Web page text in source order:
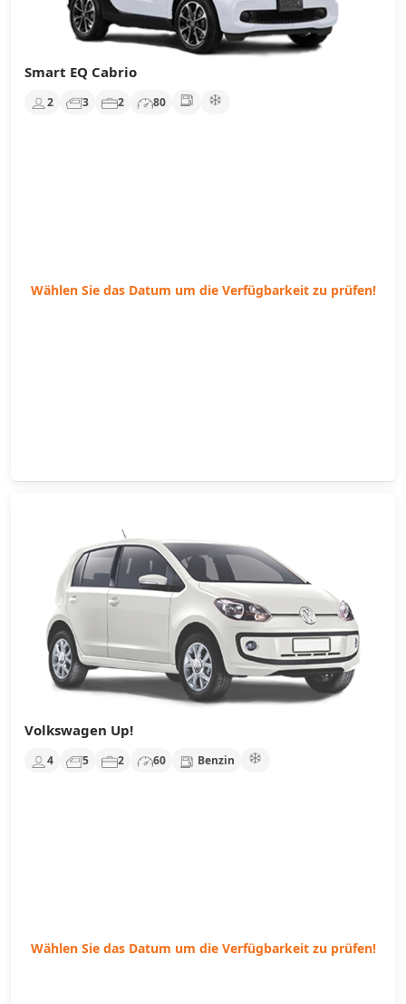
Smart EQ Cabrio
2 3 2 80
Wählen Sie das Datum um die Verfügbarkeit zu prüfen!
Volkswagen Up!
4 5 2 60 Benzin
Wählen Sie das Datum um die Verfügbarkeit zu prüfen!